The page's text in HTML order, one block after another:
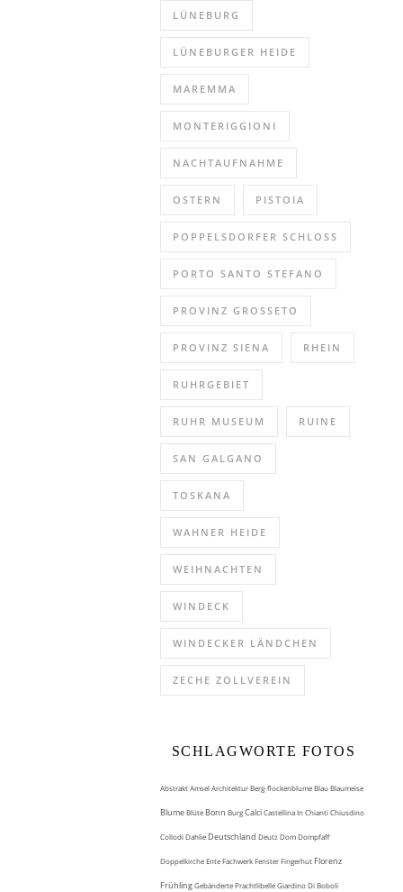
LÜNEBURG
LÜNEBURGER HEIDE
MAREMMA
MONTERIGGIONI
NACHTAUFNAHME
OSTERN PISTOIA
POPPELSDORFER SCHLOSS
PORTO SANTO STEFANO
PROVINZ GROSSETO
PROVINZ SIENA RHEIN
RUHRGEBIET
RUHR MUSEUM RUINE
SAN GALGANO
TOSKANA
WAHNER HEIDE
WEIHNACHTEN
WINDECK
WINDECKER LÄNDCHEN
ZECHE ZOLLVEREIN
SCHLAGWORTE FOTOS
AbstraktAmselArchitekturBerg-flockenblumeBlauBlaumeise
BlumeBlüte Bonn BurgCalciCastellina In ChiantiChiusdino
CollodiDahlie Deutschland DeutzDomDompfaff
DoppelkircheEnteFachwerkFensterFingerhut Florenz
FrühlingGebänderte PrachtlibelleGiardino Di Boboli